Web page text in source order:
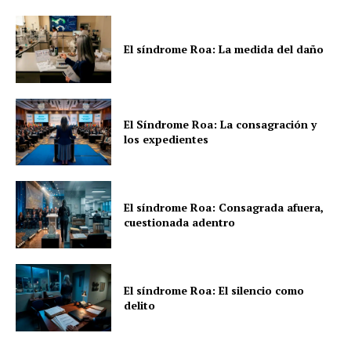
El síndrome Roa: La medida del daño
El Síndrome Roa: La consagración y
los expedientes
El síndrome Roa: Consagrada afuera,
cuestionada adentro
El síndrome Roa: El silencio como
delito